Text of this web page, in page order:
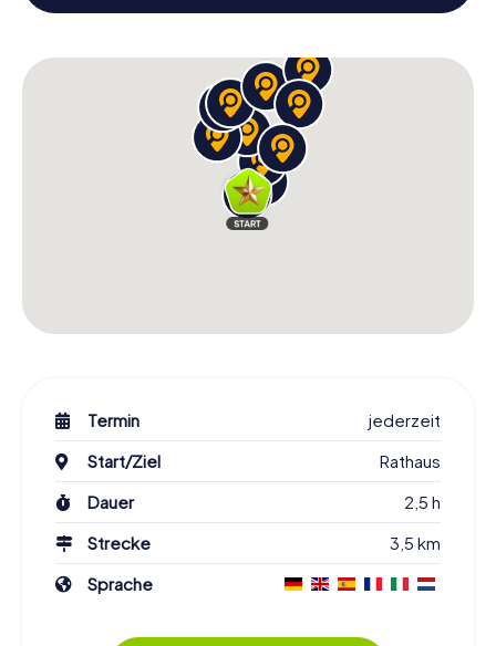
Termin
jederzeit
Start/Ziel
Rathaus
Dauer
2,5 h
Strecke
3,5 km
Sprache